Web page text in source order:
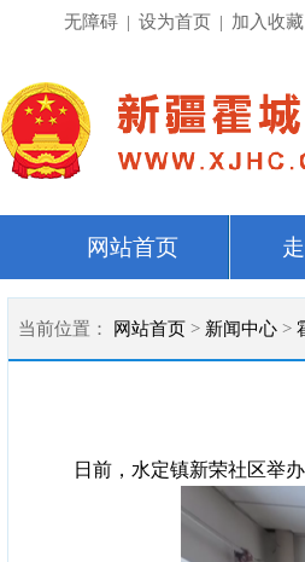
无障碍 | 设为首页 | 加入收藏
网站首页
当前位置： 网站首页 > 新闻中心 >
日前，水定镇新荣社区举